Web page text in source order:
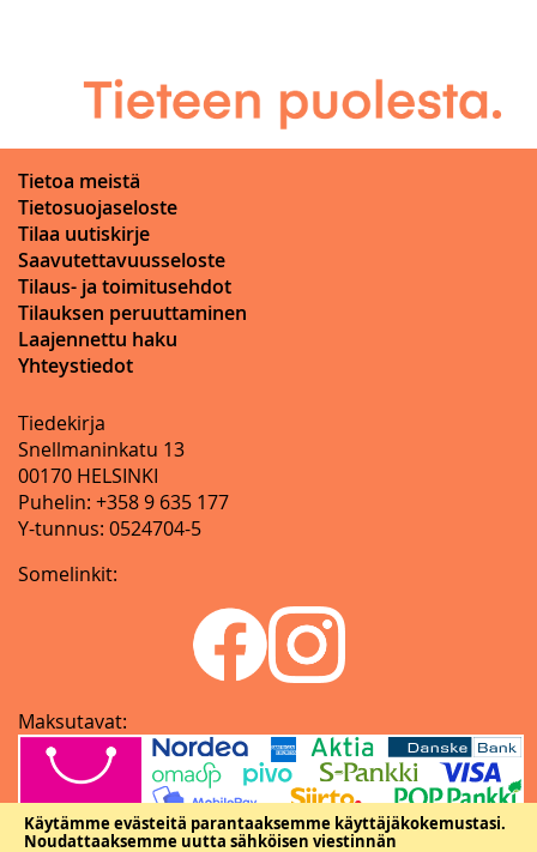
Käytämme evästeitä parantaaksemme käyttäjäkokemustasi.
Noudattaaksemme uutta sähköisen viestinnän
Tietoa meistä
Tietosuojaseloste
Tilaa uutiskirje
Saavutettavuusseloste
Tilaus- ja toimitusehdot
Tilauksen peruuttaminen
Laajennettu haku
Yhteystiedot
Tiedekirja
Snellmaninkatu 13
00170 HELSINKI
Puhelin: +358 9 635 177
Y-tunnus: 0524704-5
Somelinkit:
Maksutavat: